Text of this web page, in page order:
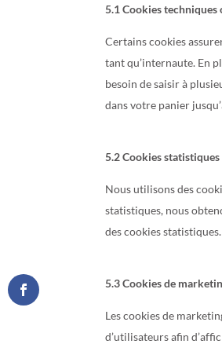
5.1 Cookies
Certains cookies
tant qu’internaute. En
besoin de saisir à
dans votre panier
5.2 Cookies statistiques
Nous utilisons des
statistiques, nous
des cookies statistiques.
5.3 Cookies de
Les cookies de
d’utilisateurs afin